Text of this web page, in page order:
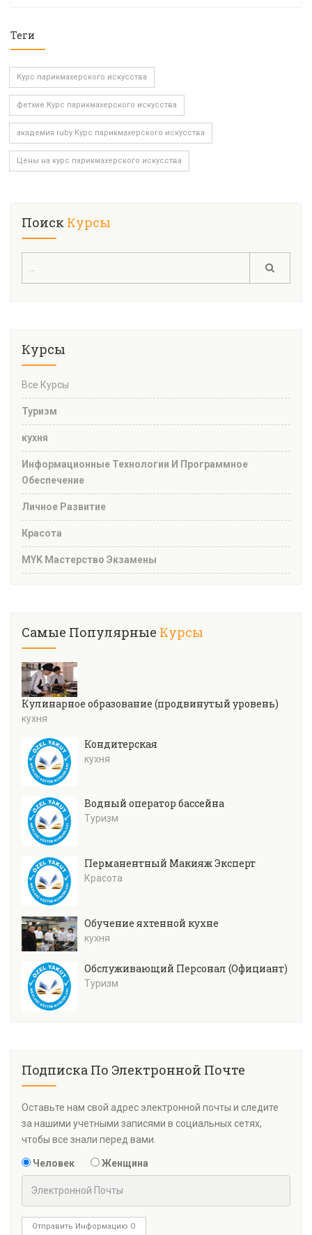
Теги
Курс парикмахерского искусства
фетхие Курс парикмахерского искусства
академия ruby Курс парикмахерского искусства
Цены на курс парикмахерского искусства
Поиск Курсы
Курсы
Все Курсы
Туризм
кухня
Информационные Технологии И Программное
Обеспечение
Личное Развитие
Красота
MYK Мастерство Экзамены
Самые Популярные Курсы
Кулинарное образование (продвинутый уровень)
кухня
Кондитерская
кухня
Водный оператор бассейна
Туризм
Перманентный Макияж Эксперт
Красота
Обучение яхтенной кухне
кухня
Обслуживающий Персонал (Официант)
Туризм
Подписка По Электронной Почте
Оставьте нам свой адрес электронной почты и следите
за нашими учетными записями в социальных сетях,
чтобы все знали перед вами.
Человек Женщина
Отправить Информацию О